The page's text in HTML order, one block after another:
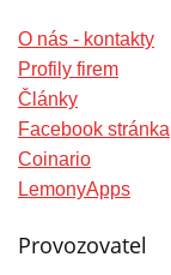
O nás - kontakty
Profily firem
Články
Facebook stránka
Coinario
LemonyApps
Provozovatel